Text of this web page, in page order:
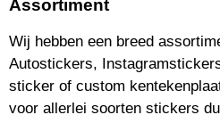
Assortiment
Wij hebben een breed
Autostickers,
sticker of custom
voor allerlei soorten stickers